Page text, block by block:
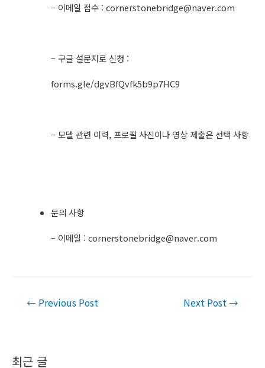
최근 글
– 이메일 접수 : cornerstonebridge@naver.com
– 구글 설문지로 신청 :
forms.gle/dgvBfQvfk5b9p7HC9
– 모델 관련 이력, 프로필 사진이나 영상 제출은 선택 사항
문의 사항
– 이메일 : cornerstonebridge@naver.com
Post
← Previous Post Next Post →